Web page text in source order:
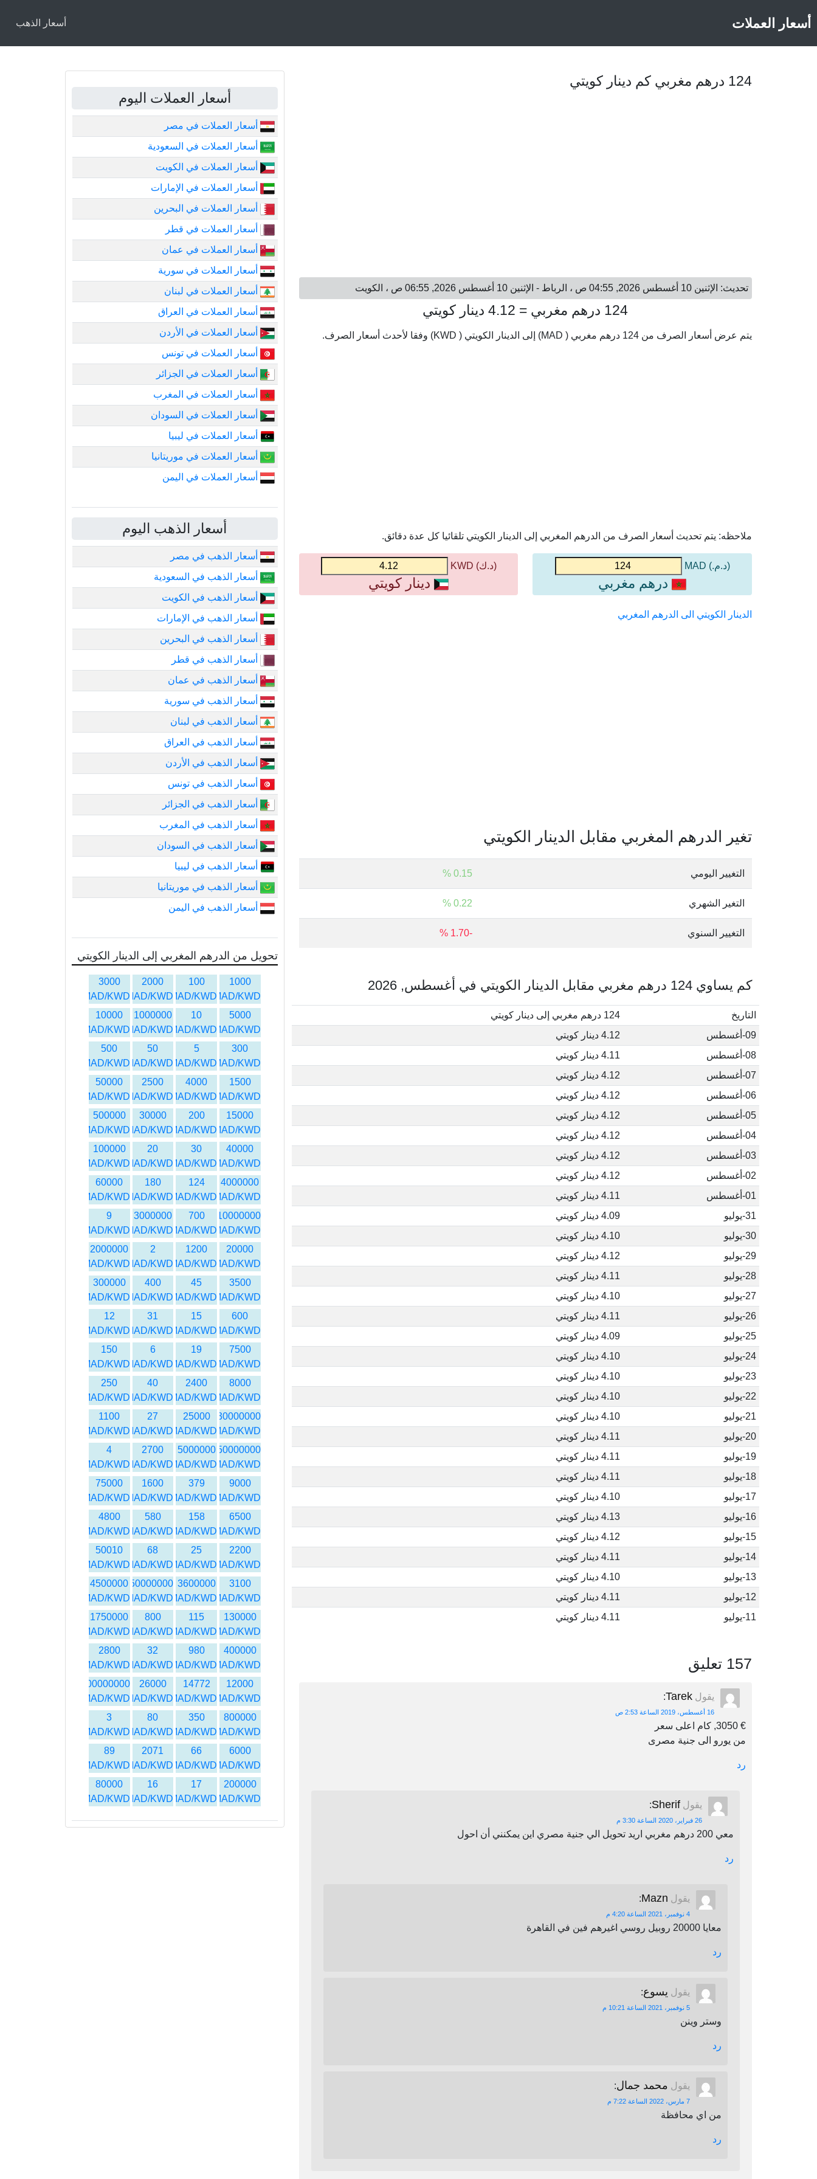
أسعار العملات أسعار الذهب
124 درهم مغربي كم دينار كويتي
تحديث: الإثنين 10 أغسطس 2026, 04:55 ص ، الرباط - الإثنين 10 أغسطس 2026, 06:55 ص ، الكويت
124 درهم مغربي = 4.12 دينار كويتي
يتم عرض أسعار الصرف من 124 درهم مغربي ( MAD) إلى الدينار الكويتي ( KWD) وفقا لأحدث أسعار الصرف.
ملاحظه: يتم تحديث أسعار الصرف من الدرهم المغربي إلى الدينار الكويتي تلقائيا كل عدة دقائق.
(د.م.) MAD
درهم مغربي
(د.ك) KWD
دينار كويتي
الدينار الكويتي الى الدرهم المغربي
تغير الدرهم المغربي مقابل الدينار الكويتي
التغيير اليومي 0.15 %
التغير الشهري 0.22 %
التغيير السنوي -1.70 %
كم يساوي 124 درهم مغربي مقابل الدينار الكويتي في أغسطس, 2026
التاريخ
124 درهم مغربي إلى دينار كويتي
09-أغسطس
4.12 دينار كويتي
08-أغسطس
4.11 دينار كويتي
07-أغسطس
4.12 دينار كويتي
06-أغسطس
4.12 دينار كويتي
05-أغسطس
4.12 دينار كويتي
04-أغسطس
4.12 دينار كويتي
03-أغسطس
4.12 دينار كويتي
02-أغسطس
4.12 دينار كويتي
01-أغسطس
4.11 دينار كويتي
31-يوليو
4.09 دينار كويتي
30-يوليو
4.10 دينار كويتي
29-يوليو
4.12 دينار كويتي
28-يوليو
4.11 دينار كويتي
27-يوليو
4.10 دينار كويتي
26-يوليو
4.11 دينار كويتي
25-يوليو
4.09 دينار كويتي
24-يوليو
4.10 دينار كويتي
23-يوليو
4.10 دينار كويتي
22-يوليو
4.10 دينار كويتي
21-يوليو
4.10 دينار كويتي
20-يوليو
4.11 دينار كويتي
19-يوليو
4.11 دينار كويتي
18-يوليو
4.11 دينار كويتي
17-يوليو
4.10 دينار كويتي
16-يوليو
4.13 دينار كويتي
15-يوليو
4.12 دينار كويتي
14-يوليو
4.11 دينار كويتي
13-يوليو
4.10 دينار كويتي
12-يوليو
4.11 دينار كويتي
11-يوليو
4.11 دينار كويتي
157 تعليق
يقول Tarek
:
16 أغسطس، 2019 الساعة 2:53 ص
€ 3050, كام اعلى سعر
من يورو الى جنية مصرى
رد
يقول Sherif
:
26 فبراير، 2020 الساعة 3:30 م
معي 200 درهم مغربي اريد تحويل الي جنية مصري اين يمكنني أن احول
رد
يقول Mazn
:
4 نوفمبر، 2021 الساعة 4:20 م
معايا 20000 روبيل روسي اغيرهم فين في القاهرة
رد
يقول يسوع:
5 نوفمبر، 2021 الساعة 10:21 م
وستر وينن
رد
يقول محمد جمال:
7 مارس، 2022 الساعة 7:22 م
من اي محافظة
رد
أسعار العملات اليوم
أسعار العملات في مصر
أسعار العملات في السعودية
أسعار العملات في الكويت
أسعار العملات في الإمارات
أسعار العملات في البحرين
أسعار العملات في قطر
أسعار العملات في عمان
أسعار العملات في سورية
أسعار العملات في لبنان
أسعار العملات في العراق
أسعار العملات في الأردن
أسعار العملات في تونس
أسعار العملات في الجزائر
أسعار العملات في المغرب
أسعار العملات في السودان
أسعار العملات في ليبيا
أسعار العملات في موريتانيا
أسعار العملات في اليمن
أسعار الذهب اليوم
أسعار الذهب في مصر
أسعار الذهب في السعودية
أسعار الذهب في الكويت
أسعار الذهب في الإمارات
أسعار الذهب في البحرين
أسعار الذهب في قطر
أسعار الذهب في عمان
أسعار الذهب في سورية
أسعار الذهب في لبنان
أسعار الذهب في العراق
أسعار الذهب في الأردن
أسعار الذهب في تونس
أسعار الذهب في الجزائر
أسعار الذهب في المغرب
أسعار الذهب في السودان
أسعار الذهب في ليبيا
أسعار الذهب في موريتانيا
أسعار الذهب في اليمن
تحويل من الدرهم المغربي إلى الدينار الكويتي
1000
MAD/KWD
100
MAD/KWD
2000
MAD/KWD
3000
MAD/KWD
5000
MAD/KWD
10
MAD/KWD
1000000
MAD/KWD
10000
MAD/KWD
300
MAD/KWD
5
MAD/KWD
50
MAD/KWD
500
MAD/KWD
1500
MAD/KWD
4000
MAD/KWD
2500
MAD/KWD
50000
MAD/KWD
15000
MAD/KWD
200
MAD/KWD
30000
MAD/KWD
500000
MAD/KWD
40000
MAD/KWD
30
MAD/KWD
20
MAD/KWD
100000
MAD/KWD
4000000
MAD/KWD
124
MAD/KWD
180
MAD/KWD
60000
MAD/KWD
10000000
MAD/KWD
700
MAD/KWD
3000000
MAD/KWD
9
MAD/KWD
20000
MAD/KWD
1200
MAD/KWD
2
MAD/KWD
2000000
MAD/KWD
3500
MAD/KWD
45
MAD/KWD
400
MAD/KWD
300000
MAD/KWD
600
MAD/KWD
15
MAD/KWD
31
MAD/KWD
12
MAD/KWD
7500
MAD/KWD
19
MAD/KWD
6
MAD/KWD
150
MAD/KWD
8000
MAD/KWD
2400
MAD/KWD
40
MAD/KWD
250
MAD/KWD
30000000
MAD/KWD
25000
MAD/KWD
27
MAD/KWD
1100
MAD/KWD
50000000
MAD/KWD
5000000
MAD/KWD
2700
MAD/KWD
4
MAD/KWD
9000
MAD/KWD
379
MAD/KWD
1600
MAD/KWD
75000
MAD/KWD
6500
MAD/KWD
158
MAD/KWD
580
MAD/KWD
4800
MAD/KWD
2200
MAD/KWD
25
MAD/KWD
68
MAD/KWD
50010
MAD/KWD
3100
MAD/KWD
3600000
MAD/KWD
450000000
MAD/KWD
4500000
MAD/KWD
130000
MAD/KWD
115
MAD/KWD
800
MAD/KWD
1750000
MAD/KWD
400000
MAD/KWD
980
MAD/KWD
32
MAD/KWD
2800
MAD/KWD
12000
MAD/KWD
14772
MAD/KWD
26000
MAD/KWD
500000000
MAD/KWD
800000
MAD/KWD
350
MAD/KWD
80
MAD/KWD
3
MAD/KWD
6000
MAD/KWD
66
MAD/KWD
2071
MAD/KWD
89
MAD/KWD
200000
MAD/KWD
17
MAD/KWD
16
MAD/KWD
80000
MAD/KWD